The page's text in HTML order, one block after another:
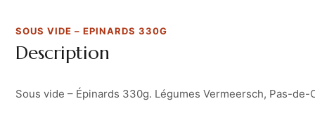
SOUS VIDE – EPINARDS 330G
Description
Sous vide – Épinards 330g. Légumes Vermeersch, Pas-